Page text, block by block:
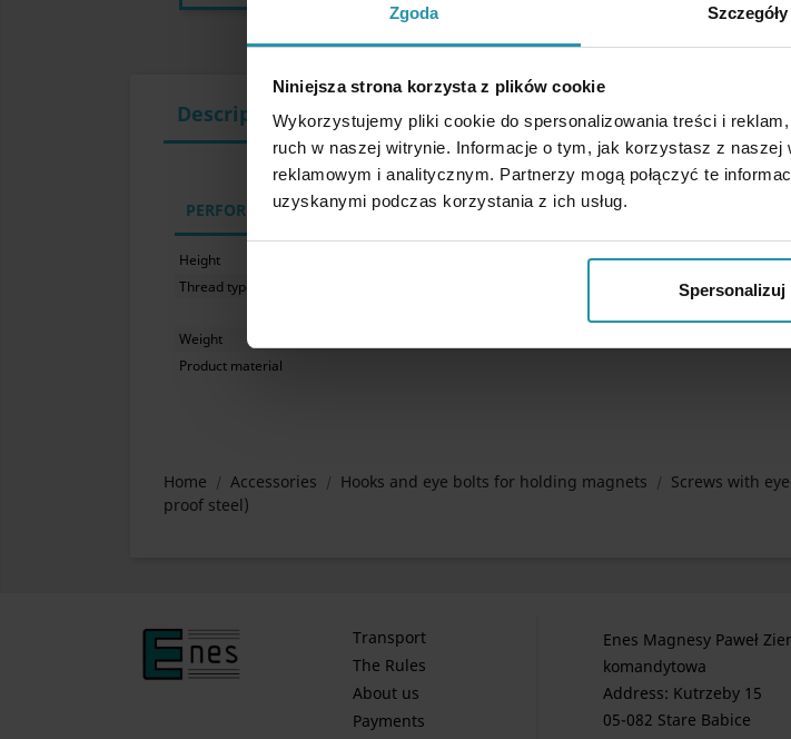
Zgoda Szczegóły
Niniejsza strona korzysta z plików cookie
Wykorzystujemy pliki cookie do spersonalizowania treści i
ruch w naszej witrynie. Informacje o tym, jak korzystasz z naszej
reklamowym i analitycznym. Partnerzy mogą połączyć te
uzyskanymi podczas korzystania z ich usług.
Spersonalizuj
Description
PERFORMANCE PARAMETERS
Height
Thread type
Weight
Product material
Home Accessories Hooks and eye bolts for holding magnets Screws with eye
proof steel)
Transport
The Rules
About us
Payments
Enes Magnesy Paweł
komandytowa
Address: Kutrzeby 15
05-082 Stare Babice